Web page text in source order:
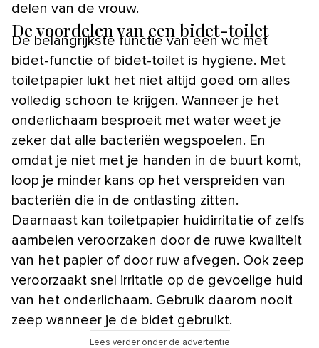
delen van de vrouw.
De voordelen van een bidet-toilet
De belangrijkste functie van een wc met
bidet-functie of bidet-toilet is hygiëne. Met
toiletpapier lukt het niet altijd goed om alles
volledig schoon te krijgen. Wanneer je het
onderlichaam besproeit met water weet je
zeker dat alle bacteriën wegspoelen. En
omdat je niet met je handen in de buurt komt,
loop je minder kans op het verspreiden van
bacteriën die in de ontlasting zitten.
Daarnaast kan toiletpapier huidirritatie of zelfs
aambeien veroorzaken door de ruwe kwaliteit
van het papier of door ruw afvegen. Ook zeep
veroorzaakt snel irritatie op de gevoelige huid
van het onderlichaam. Gebruik daarom nooit
zeep wanneer je de bidet gebruikt.
Lees verder onder de advertentie